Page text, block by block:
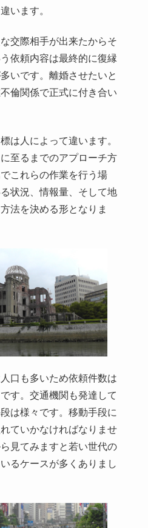
います。
交際相手が出来たからそ
依頼内容は最終的に復縁
いです。離婚させたいと
倫関係で正式に付き合い
は人によって違います。
至るまでのアプローチ方
これらの作業を行う場
状況、情報量、そして地
法を決める形となりま
口も多いため依頼件数は
す。交通機関も発達して
は様々です。移動手段に
ていかなければなりませ
見てみますと若い世代の
るケースが多くありまし